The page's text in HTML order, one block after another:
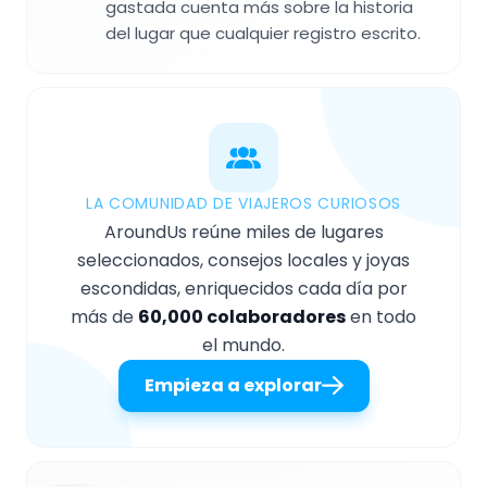
gastada cuenta más sobre la historia
del lugar que cualquier registro escrito.
LA COMUNIDAD DE VIAJEROS CURIOSOS
AroundUs reúne miles de lugares
seleccionados, consejos locales y joyas
escondidas, enriquecidos cada día por
más de 60,000 colaboradoresen todo
el mundo.
Empieza a explorar